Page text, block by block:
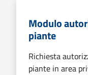
Modulo
piante
Richiesta
piante in area